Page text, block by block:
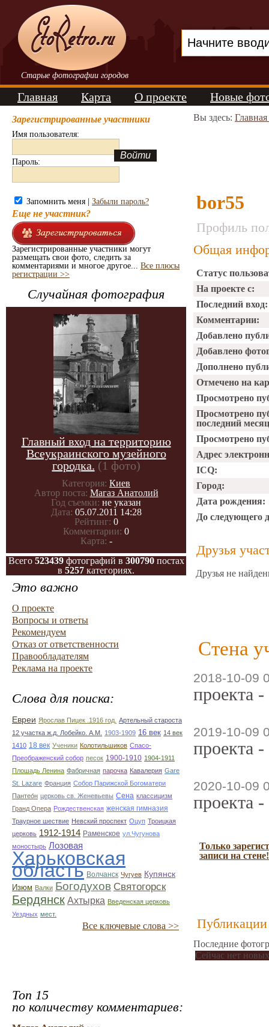
Старые фотографии городов
Главная Карта О проекте Новые
Зарегистрированные участники
Имя пользователя:
Пароль:
Запомнить меня | Забыли пароль?
Еще не участник?
Зарегистрированные участники могут
размещать свои фото, следить за
комментариями и многое другое... Все плюсы
регистрации >>
Случайная фотография
Главный вход на территорию
Всеукраинского музейного
городка. (1 фото)
Категория: Киев
Автор поста: Магаз Анатолий
Год съемки: не указан
Дата: 05.07.2011 14:28
Рейтинг: 0
Комментарии: 0
Карта: -
Всего 523439фотографий в 300790постах
в 5257 категориях.
Это важно
О проекте
Вопросы и ответы
Рекомендуем
Отказ от ответственности
Правообладателям
Реклама на проекте
Слова для поиска:
Евреи Ярослав Пицек .1916 год. Артельный староста
12 участка ж.д. Лобейко. А.М.
1903-1909 16 век 14 век
1410 18 век Ученики Колотильшиков Спасо-
Преображенский собор песок 1900-1910 1904-1911
Плошадь Ленина Фабричная парочка Кавалерия Gare
St. Lazare Франция Собор Парижской Богоматери
Пантео́н церковь св. Женевьевы Сена классицизм
Гранд Опера Рождественская женская гимназия
Траурное шествие Невский проспект Оцуп Троицкая
церковь 1912-1914 Раменское ул.Чугунова
моностырь Лозовая
Харьковская
область Волчанск Чугуев Купянск
Изюм Валки Богодухов Святогорск
Бердянск Ахтырка Введенская церковь
Уездных мест.
Все ключевые слова >>
Топ 15
по количеству комментариев:
Вы здесь:
bor55
Профиль
Общая
Статус
На проекте с:
Последний вход:
Комментарии:
Добавлено
Добавлено
Дополнено
Отмечено на
Просмотрено
Просмотрено
последний
Просмотрено
Адрес
ICQ:
Город:
Дата рождения:
До следующего
Друзья
Друзья не
Стена
2018-10-09
проекта
2019-10-09
проекта
2020-10-09
проекта
Только
записи на стене!
Публикации
Последние
Сейчас нет